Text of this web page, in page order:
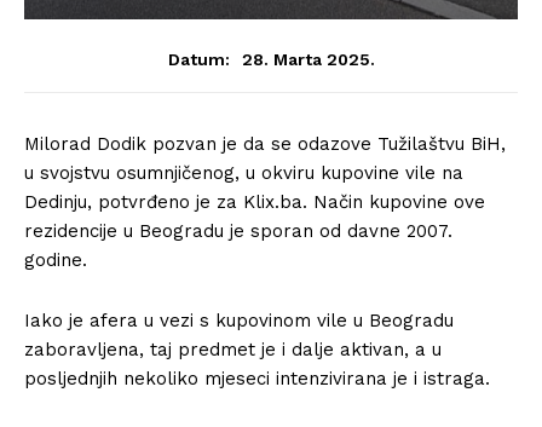
Datum: 28. Marta 2025.
Milorad Dodik pozvan je da se odazove Tužilaštvu BiH,
u svojstvu osumnjičenog, u okviru kupovine vile na
Dedinju, potvrđeno je za Klix.ba. Način kupovine ove
rezidencije u Beogradu je sporan od davne 2007.
godine.
Iako je afera u vezi s kupovinom vile u Beogradu
zaboravljena, taj predmet je i dalje aktivan, a u
posljednjih nekoliko mjeseci intenzivirana je i istraga.